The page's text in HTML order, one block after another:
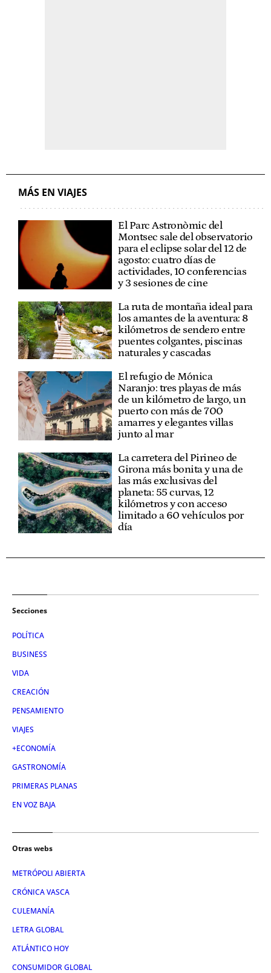
MÁS EN VIAJES
El Parc Astronòmic del
Montsec sale del observatorio
para el eclipse solar del 12 de
agosto: cuatro días de
actividades, 10 conferencias
y 3 sesiones de cine
La ruta de montaña ideal para
los amantes de la aventura: 8
kilómetros de sendero entre
puentes colgantes, piscinas
naturales y cascadas
El refugio de Mónica
Naranjo: tres playas de más
de un kilómetro de largo, un
puerto con más de 700
amarres y elegantes villas
junto al mar
La carretera del Pirineo de
Girona más bonita y una de
las más exclusivas del
planeta: 55 curvas, 12
kilómetros y con acceso
limitado a 60 vehículos por
día
Secciones
POLÍTICA
BUSINESS
VIDA
CREACIÓN
PENSAMIENTO
VIAJES
+ECONOMÍA
GASTRONOMÍA
PRIMERAS PLANAS
EN VOZ BAJA
Otras webs
METRÓPOLI ABIERTA
CRÓNICA VASCA
CULEMANÍA
LETRA GLOBAL
ATLÁNTICO HOY
CONSUMIDOR GLOBAL